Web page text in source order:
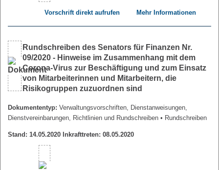
Vorschrift direkt aufrufen Mehr Informationen
Rundschreiben des Senators für Finanzen Nr.
09/2020 - Hinweise im Zusammenhang mit dem
Corona-Virus zur Beschäftigung und zum Einsatz
von Mitarbeiterinnen und Mitarbeitern, die
Risikogruppen zuzuordnen sind
Dokumententyp: Verwaltungsvorschriften, Dienstanweisungen,
Dienstvereinbarungen, Richtlinien und Rundschreiben • Rundschreiben
Stand: 14.05.2020 Inkrafttreten: 08.05.2020